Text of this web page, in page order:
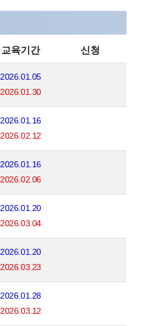
교육기간 신청
2026.01.05
2026.01.30
2026.01.16
2026.02.12
2026.01.16
2026.02.06
2026.01.20
2026.03.04
2026.01.20
2026.03.23
2026.01.28
2026.03.12